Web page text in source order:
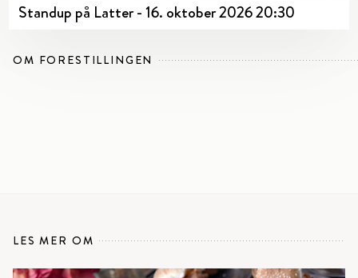
Standup på Latter - 16. oktober 2026 20:30
OM FORESTILLINGEN
LES MER OM